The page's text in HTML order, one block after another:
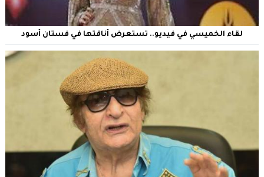
لقاء الخميسي في فيديو.. تستعرض أناقتها في فستان أسود